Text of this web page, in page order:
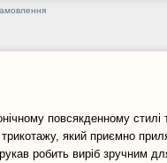
повсякденному стилі
який приємно
робить виріб зручним